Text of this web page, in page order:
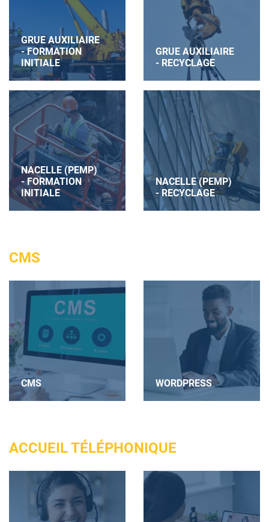
GRUE AUXILIAIRE
- FORMATION
INITIALE
GRUE AUXILIAIRE
- RECYCLAGE
NACELLE (PEMP)
- FORMATION
INITIALE
NACELLE (PEMP)
- RECYCLAGE
CMS
CMS WORDPRESS
ACCUEIL TÉLÉPHONIQUE